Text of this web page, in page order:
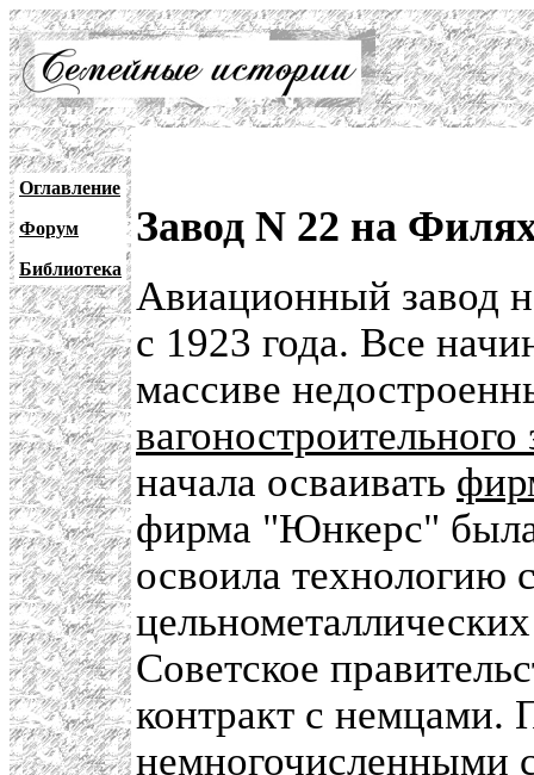
Оглавление
Форум
Библиотека
Завод N 22 на
Авиационный завод
с 1923 года. Все
массиве
вагоностроительного
начала осваивать
фирма "Юнкерс" была
освоила технологию
Советское
контракт с немцами.
немногочисленными